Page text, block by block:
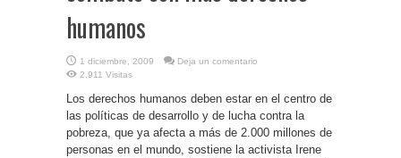
humanos
1 diciembre, 2009
Deja un comentario
2,911 Visitas
Los derechos humanos deben estar en el centro de
las políticas de desarrollo y de lucha contra la
pobreza, que ya afecta a más de 2.000 millones de
personas en el mundo, sostiene la activista Irene